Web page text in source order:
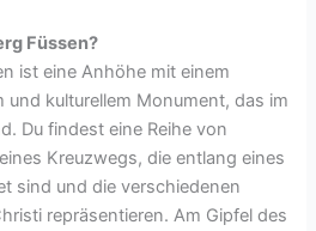
Füssen?
ist eine Anhöhe mit einem
und kulturellem Monument, das im
Du findest eine Reihe von
Kreuzwegs, die entlang eines
sind und die verschiedenen
repräsentieren. Am Gipfel des